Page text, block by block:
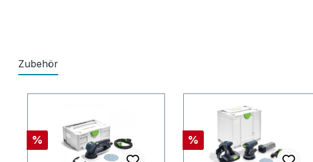
Zubehör
Rabatt
% Rabatt
%